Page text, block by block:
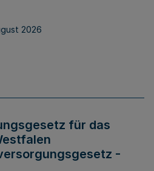
2026
für das
-